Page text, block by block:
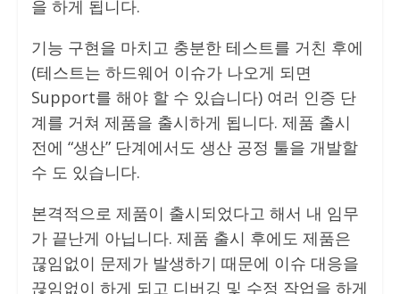
을 하게 됩니다.
기능 구현을 마치고 충분한 테스트를 거친 후에
(테스트는 하드웨어 이슈가 나오게 되면
Support를 해야 할 수 있습니다) 여러 인증 단
계를 거쳐 제품을 출시하게 됩니다. 제품 출시
전에 “생산” 단계에서도 생산 공정 툴을 개발할
수 도 있습니다.
본격적으로 제품이 출시되었다고 해서 내 임무
가 끝난게 아닙니다. 제품 출시 후에도 제품은
끊임없이 문제가 발생하기 때문에 이슈 대응을
끊임없이 하게 되고 디버깅 및 수정 작업을 하게